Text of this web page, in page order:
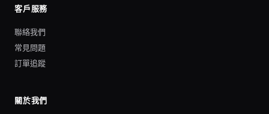
客戶服務
聯絡我們
常見問題
訂單追蹤
關於我們